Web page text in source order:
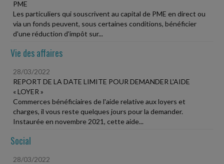
PME
Les particuliers qui souscrivent au capital de PME en direct ou
via un fonds peuvent, sous certaines conditions, bénéficier
d'une réduction d'impôt sur...
Vie des affaires
28/03/2022
REPORT DE LA DATE LIMITE POUR DEMANDER L'AIDE
« LOYER »
Commerces bénéficiaires de l'aide relative aux loyers et
charges, il vous reste quelques jours pour la demander.
Instaurée en novembre 2021, cette aide...
Social
28/03/2022